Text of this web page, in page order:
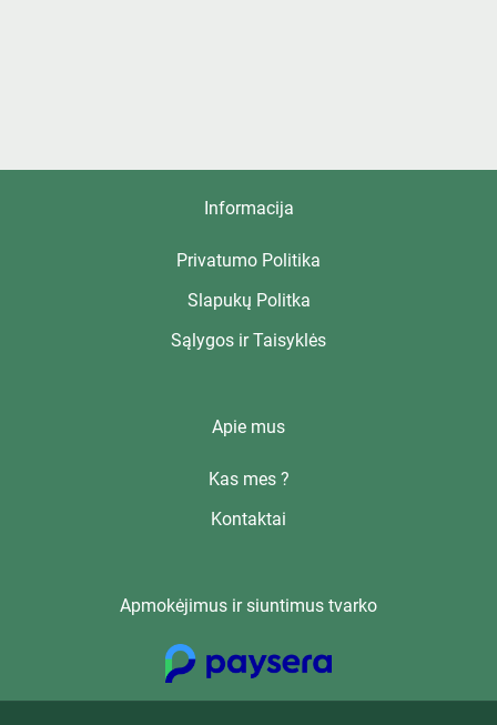
Informacija
Privatumo Politika
Slapukų Politka
Sąlygos ir Taisyklės
Apie mus
Kas mes ?
Kontaktai
Apmokėjimus ir siuntimus tvarko